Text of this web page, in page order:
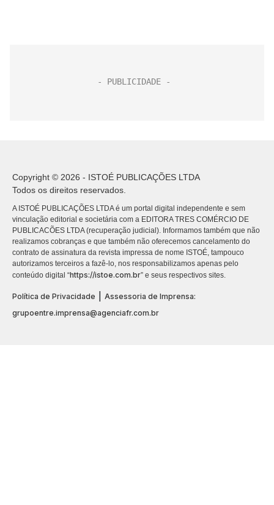
Copyright © 2026 - ISTOÉ PUBLICAÇÕES LTDA
Todos os direitos reservados.
A ISTOÉ PUBLICAÇÕES LTDA é um portal digital independente e sem
vinculação editorial e societária com a EDITORA TRES COMÉRCIO DE
PUBLICACÕES LTDA (recuperação judicial). Informamos também que não
realizamos cobranças e que também não oferecemos cancelamento do
contrato de assinatura da revista impressa de nome ISTOÉ, tampouco
autorizamos terceiros a fazê-lo, nos responsabilizamos apenas pelo
conteúdo digital “https://istoe.com.br” e seus respectivos sites.
Política de Privacidade | Assessoria de Imprensa:
grupoentre.imprensa@agenciafr.com.br